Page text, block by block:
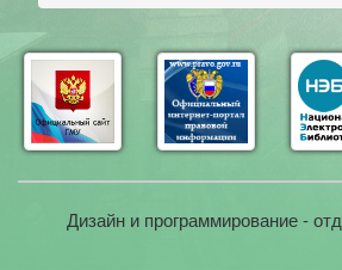
Дизайн и программирование -